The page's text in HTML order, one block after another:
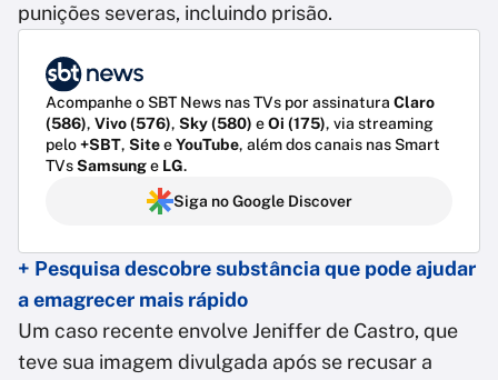
punições severas, incluindo prisão.
Acompanhe o SBT News nas TVs por assinatura Claro
(586), Vivo (576), Sky (580) eOi (175), via streaming
pelo+SBT, SiteeYouTube, além dos canais nas Smart
TVsSamsunge LG.
Siga no Google Discover
+ Pesquisa descobre substância que pode ajudar
a emagrecer mais rápido
Um caso recente envolve Jeniffer de Castro, que
teve sua imagem divulgada após se recusar a